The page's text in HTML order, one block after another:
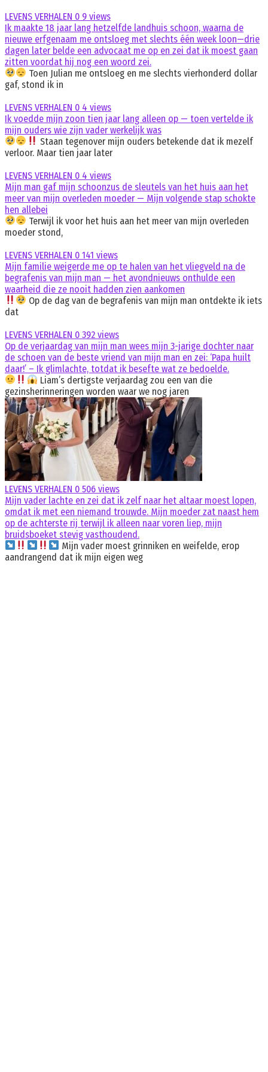
LEVENS VERHALEN 0 9 views
Ik maakte 18 jaar lang hetzelfde landhuis schoon, waarna de
nieuwe erfgenaam me ontsloeg met slechts één week loon—drie
dagen later belde een advocaat me op en zei dat ik moest gaan
zitten voordat hij nog een woord zei.
Toen Julian me ontsloeg en me slechts vierhonderd dollar
gaf, stond ik in
LEVENS VERHALEN 0 4 views
Ik voedde mijn zoon tien jaar lang alleen op — toen vertelde ik
mijn ouders wie zijn vader werkelijk was
Staan tegenover mijn ouders betekende dat ik mezelf
verloor. Maar tien jaar later
LEVENS VERHALEN 0 4 views
Mijn man gaf mijn schoonzus de sleutels van het huis aan het
meer van mijn overleden moeder — Mijn volgende stap schokte
hen allebei
Terwijl ik voor het huis aan het meer van mijn overleden
moeder stond,
LEVENS VERHALEN 0 141 views
Mijn familie weigerde me op te halen van het vliegveld na de
begrafenis van mijn man — het avondnieuws onthulde een
waarheid die ze nooit hadden zien aankomen
Op de dag van de begrafenis van mijn man ontdekte ik iets
dat
LEVENS VERHALEN 0 392 views
Op de verjaardag van mijn man wees mijn 3-jarige dochter naar
de schoen van de beste vriend van mijn man en zei: ‘Papa huilt
daar!’ – Ik glimlachte, totdat ik besefte wat ze bedoelde.
Liam’s dertigste verjaardag zou een van die
gezinsherinneringen worden waar we nog jaren
LEVENS VERHALEN 0 506 views
Mijn vader lachte en zei dat ik zelf naar het altaar moest lopen,
omdat ik met een niemand trouwde. Mijn moeder zat naast hem
op de achterste rij terwijl ik alleen naar voren liep, mijn
bruidsboeket stevig vasthoudend.
Mijn vader moest grinniken en weifelde, erop
aandrangend dat ik mijn eigen weg